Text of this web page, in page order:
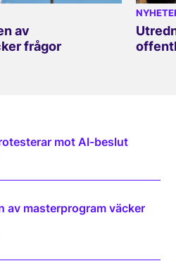
av
frågor
mot AI-beslut
av masterprogram väcker